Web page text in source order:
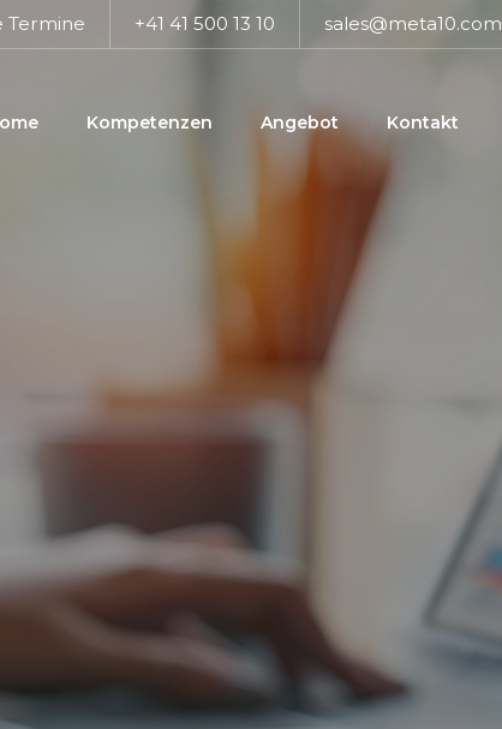
Termine +41 41 500 13 10 sales@meta10.com
Kompetenzen Angebot Kontakt